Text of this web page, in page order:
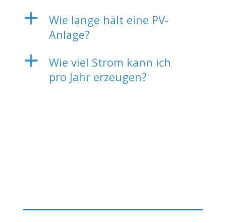
a
Wie lange hält eine PV-
Anlage?
a
Wie viel Strom kann ich
pro Jahr erzeugen?